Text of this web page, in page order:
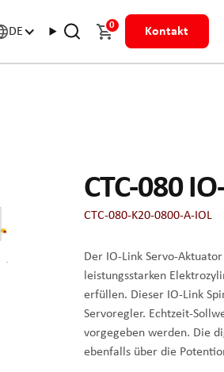
DE 0 Kontakt
CTC-080
CTC-080-K20-0800-A-IOL
Der IO-Link Servo-
leistungsstarken
erfüllen. Dieser IO-Link
Servoregler. Echtzeit-
vorgegeben werden. Die
ebenfalls über die